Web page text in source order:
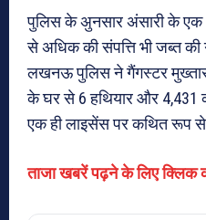
पुलिस के अुनसार अंसारी के एक
से अधिक की संपत्ति भी जब्त
लखनऊ पुलिस ने गैंगस्टर
के घर से 6 हथियार और 4,431
एक ही लाइसेंस पर कथित रूप
ताजा खबरें पढ़ने के लिए क्लिक